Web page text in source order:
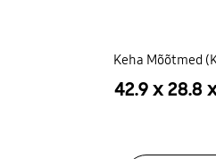
Keha Mõõtmed
42.9 x 28.8